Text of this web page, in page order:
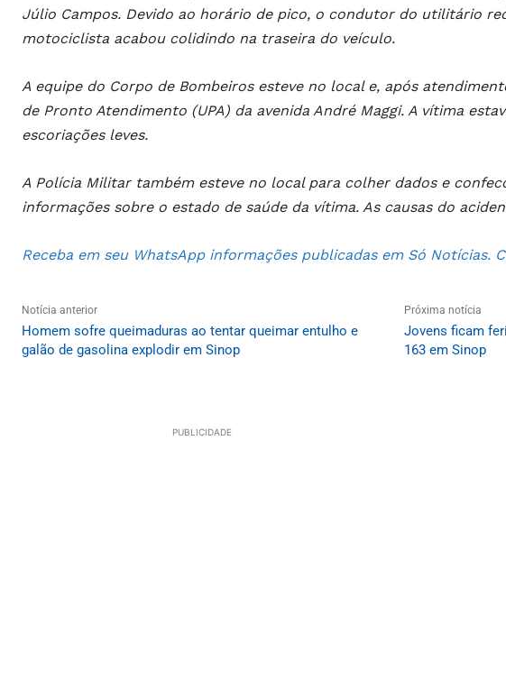
Júlio Campos. Devido ao horário de pico, o condutor do utilitário
motociclista acabou colidindo na traseira do veículo.
A equipe do Corpo de Bombeiros esteve no local e, após
de Pronto Atendimento (UPA) da avenida André Maggi. A vítima
escoriações leves.
A Polícia Militar também esteve no local para colher dados e
informações sobre o estado de saúde da vítima. As causas do
Receba em seu WhatsApp informações publicadas em Só Notícias.
Notícia anterior
Homem sofre queimaduras ao tentar queimar entulho e
galão de gasolina explodir em Sinop
Próxima notícia
Jovens ficam
163 em Sinop
PUBLICIDADE